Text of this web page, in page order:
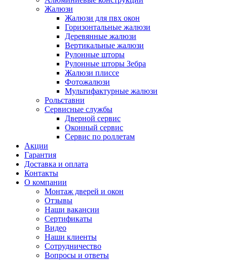
Жалюзи
Жалюзи для пвх окон
Горизонтальные жалюзи
Деревянные жалюзи
Вертикальные жалюзи
Рулонные шторы
Рулонные шторы Зебра
Жалюзи плиссе
Фотожалюзи
Мультифактурные жалюзи
Рольставни
Сервисные службы
Дверной сервис
Оконный сервис
Сервис по роллетам
Акции
Гарантия
Доставка и оплата
Контакты
О компании
Монтаж дверей и окон
Отзывы
Наши вакансии
Сертификаты
Видео
Наши клиенты
Сотрудничество
Вопросы и ответы